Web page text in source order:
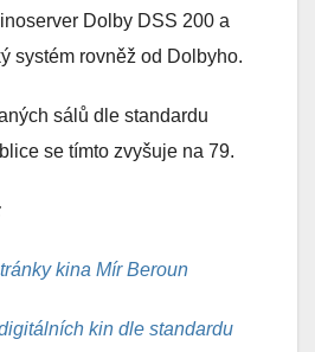
Dolby DSS 200 a
systém rovněž od Dolbyho.
sálů dle standardu
se tímto zvyšuje na 79.
kina Mír Beroun
kin dle standardu